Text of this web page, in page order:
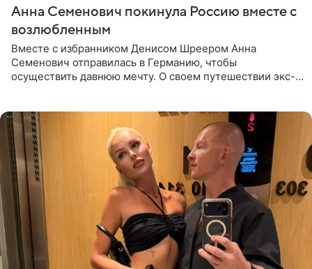
Анна Семенович покинула Россию вместе с
возлюбленным
Вместе с избранником Денисом Шреером Анна
Семенович отправилась в Германию, чтобы
осуществить давнюю мечту. О своем путешествии экс-